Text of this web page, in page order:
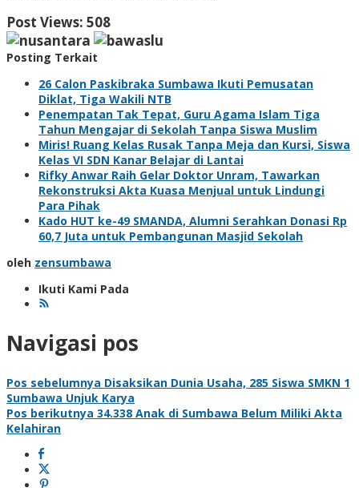
Post Views: 508
Posting Terkait
26 Calon Paskibraka Sumbawa Ikuti Pemusatan
Diklat, Tiga Wakili NTB
Penempatan Tak Tepat, Guru Agama Islam Tiga
Tahun Mengajar di Sekolah Tanpa Siswa Muslim
Miris! Ruang Kelas Rusak Tanpa Meja dan Kursi, Siswa
Kelas VI SDN Kanar Belajar di Lantai
Rifky Anwar Raih Gelar Doktor Unram, Tawarkan
Rekonstruksi Akta Kuasa Menjual untuk Lindungi
Para Pihak
Kado HUT ke-49 SMANDA, Alumni Serahkan Donasi Rp
60,7 Juta untuk Pembangunan Masjid Sekolah
oleh zensumbawa
Ikuti Kami Pada
Navigasi pos
Pos sebelumnya Disaksikan Dunia Usaha, 285 Siswa SMKN 1
Sumbawa Unjuk Karya
Pos berikutnya 34.338 Anak di Sumbawa Belum Miliki Akta
Kelahiran